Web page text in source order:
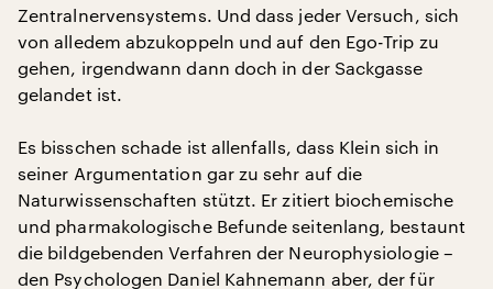
Zentralnervensystems. Und dass jeder Versuch, sich
von alledem abzukoppeln und auf den Ego-Trip zu
gehen, irgendwann dann doch in der Sackgasse
gelandet ist.
Es bisschen schade ist allenfalls, dass Klein sich in
seiner Argumentation gar zu sehr auf die
Naturwissenschaften stützt. Er zitiert biochemische
und pharmakologische Befunde seitenlang, bestaunt
die bildgebenden Verfahren der Neurophysiologie –
den Psychologen Daniel Kahnemann aber, der für